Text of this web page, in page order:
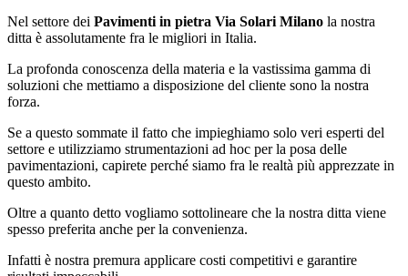
Nel settore dei Pavimenti in pietra Via Solari Milano la nostra
ditta è assolutamente fra le migliori in Italia.
La profonda conoscenza della materia e la vastissima gamma di
soluzioni che mettiamo a disposizione del cliente sono la nostra
forza.
Se a questo sommate il fatto che impieghiamo solo veri esperti del
settore e utilizziamo strumentazioni ad hoc per la posa delle
pavimentazioni, capirete perché siamo fra le realtà più apprezzate in
questo ambito.
Oltre a quanto detto vogliamo sottolineare che la nostra ditta viene
spesso preferita anche per la convenienza.
Infatti è nostra premura applicare costi competitivi e garantire